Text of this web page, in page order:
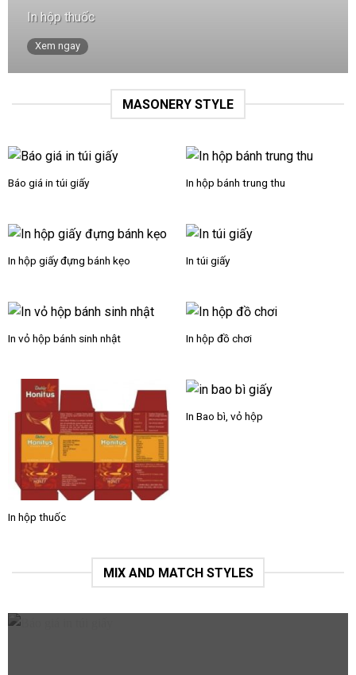
In hộp thuốc
Xem ngay
MASONERY STYLE
Báo giá in túi giấy In hộp bánh trung thu
In hộp giấy đựng bánh kẹo In túi giấy
In vỏ hộp bánh sinh nhật In hộp đồ chơi
In hộp thuốc
In Bao bì, vỏ hộp
MIX AND MATCH STYLES